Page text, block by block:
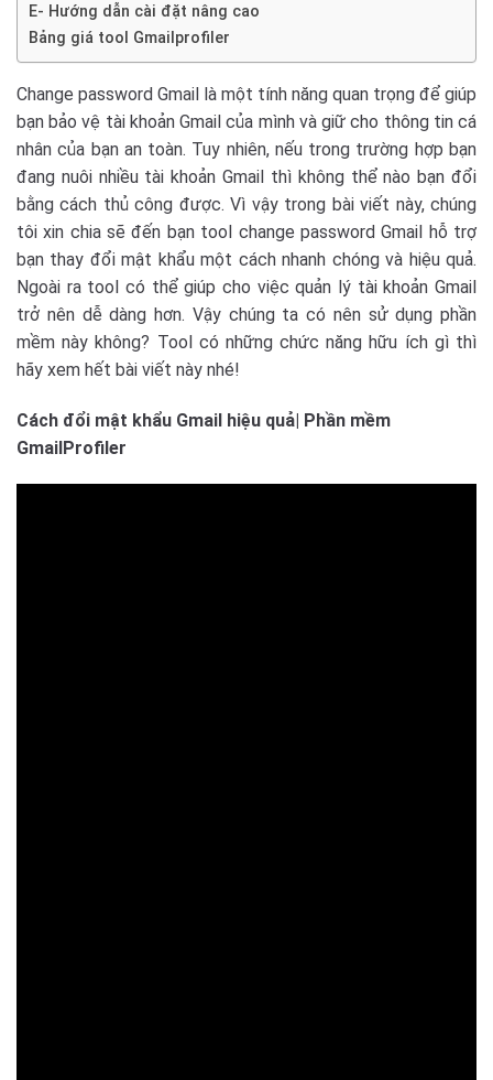
E- Hướng dẫn cài đặt nâng cao
Bảng giá tool Gmailprofiler
Change password Gmail là một tính năng quan trọng để giúp
bạn bảo vệ tài khoản Gmail của mình và giữ cho thông tin cá
nhân của bạn an toàn. Tuy nhiên, nếu trong trường hợp bạn
đang nuôi nhiều tài khoản Gmail thì không thể nào bạn đổi
bằng cách thủ công được. Vì vậy trong bài viết này, chúng
tôi xin chia sẽ đến bạn tool change password Gmail hỗ trợ
bạn thay đổi mật khẩu một cách nhanh chóng và hiệu quả.
Ngoài ra tool có thể giúp cho việc quản lý tài khoản Gmail
trở nên dễ dàng hơn. Vậy chúng ta có nên sử dụng phần
mềm này không? Tool có những chức năng hữu ích gì thì
hãy xem hết bài viết này nhé!
Cách đổi mật khẩu Gmail hiệu quả| Phần mềm
GmailProfiler